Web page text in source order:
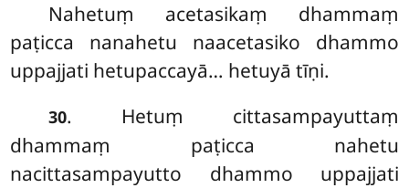
Nahetuṃ acetasikaṃ dhammaṃ
paṭicca nanahetu naacetasiko dhammo
uppajjati hetupaccayā… hetuyā tīṇi.
30. Hetuṃ cittasampayuttaṃ
dhammaṃ paṭicca nahetu
nacittasampayutto dhammo uppajjati